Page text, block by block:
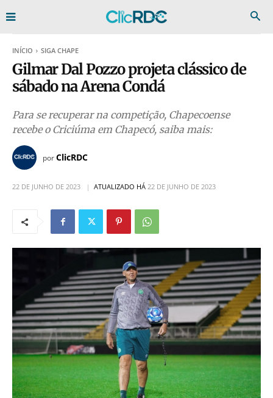
INÍCIO SIGA CHAPE
Gilmar Dal Pozzo projeta clássico de
sábado na Arena Condá
Para se recuperar na competição, Chapecoense
recebe o Criciúma em Chapecó, saiba mais:
porClicRDC
22 DE JUNHO DE 2023 ATUALIZADO HÁ 22 DE JUNHO DE 2023